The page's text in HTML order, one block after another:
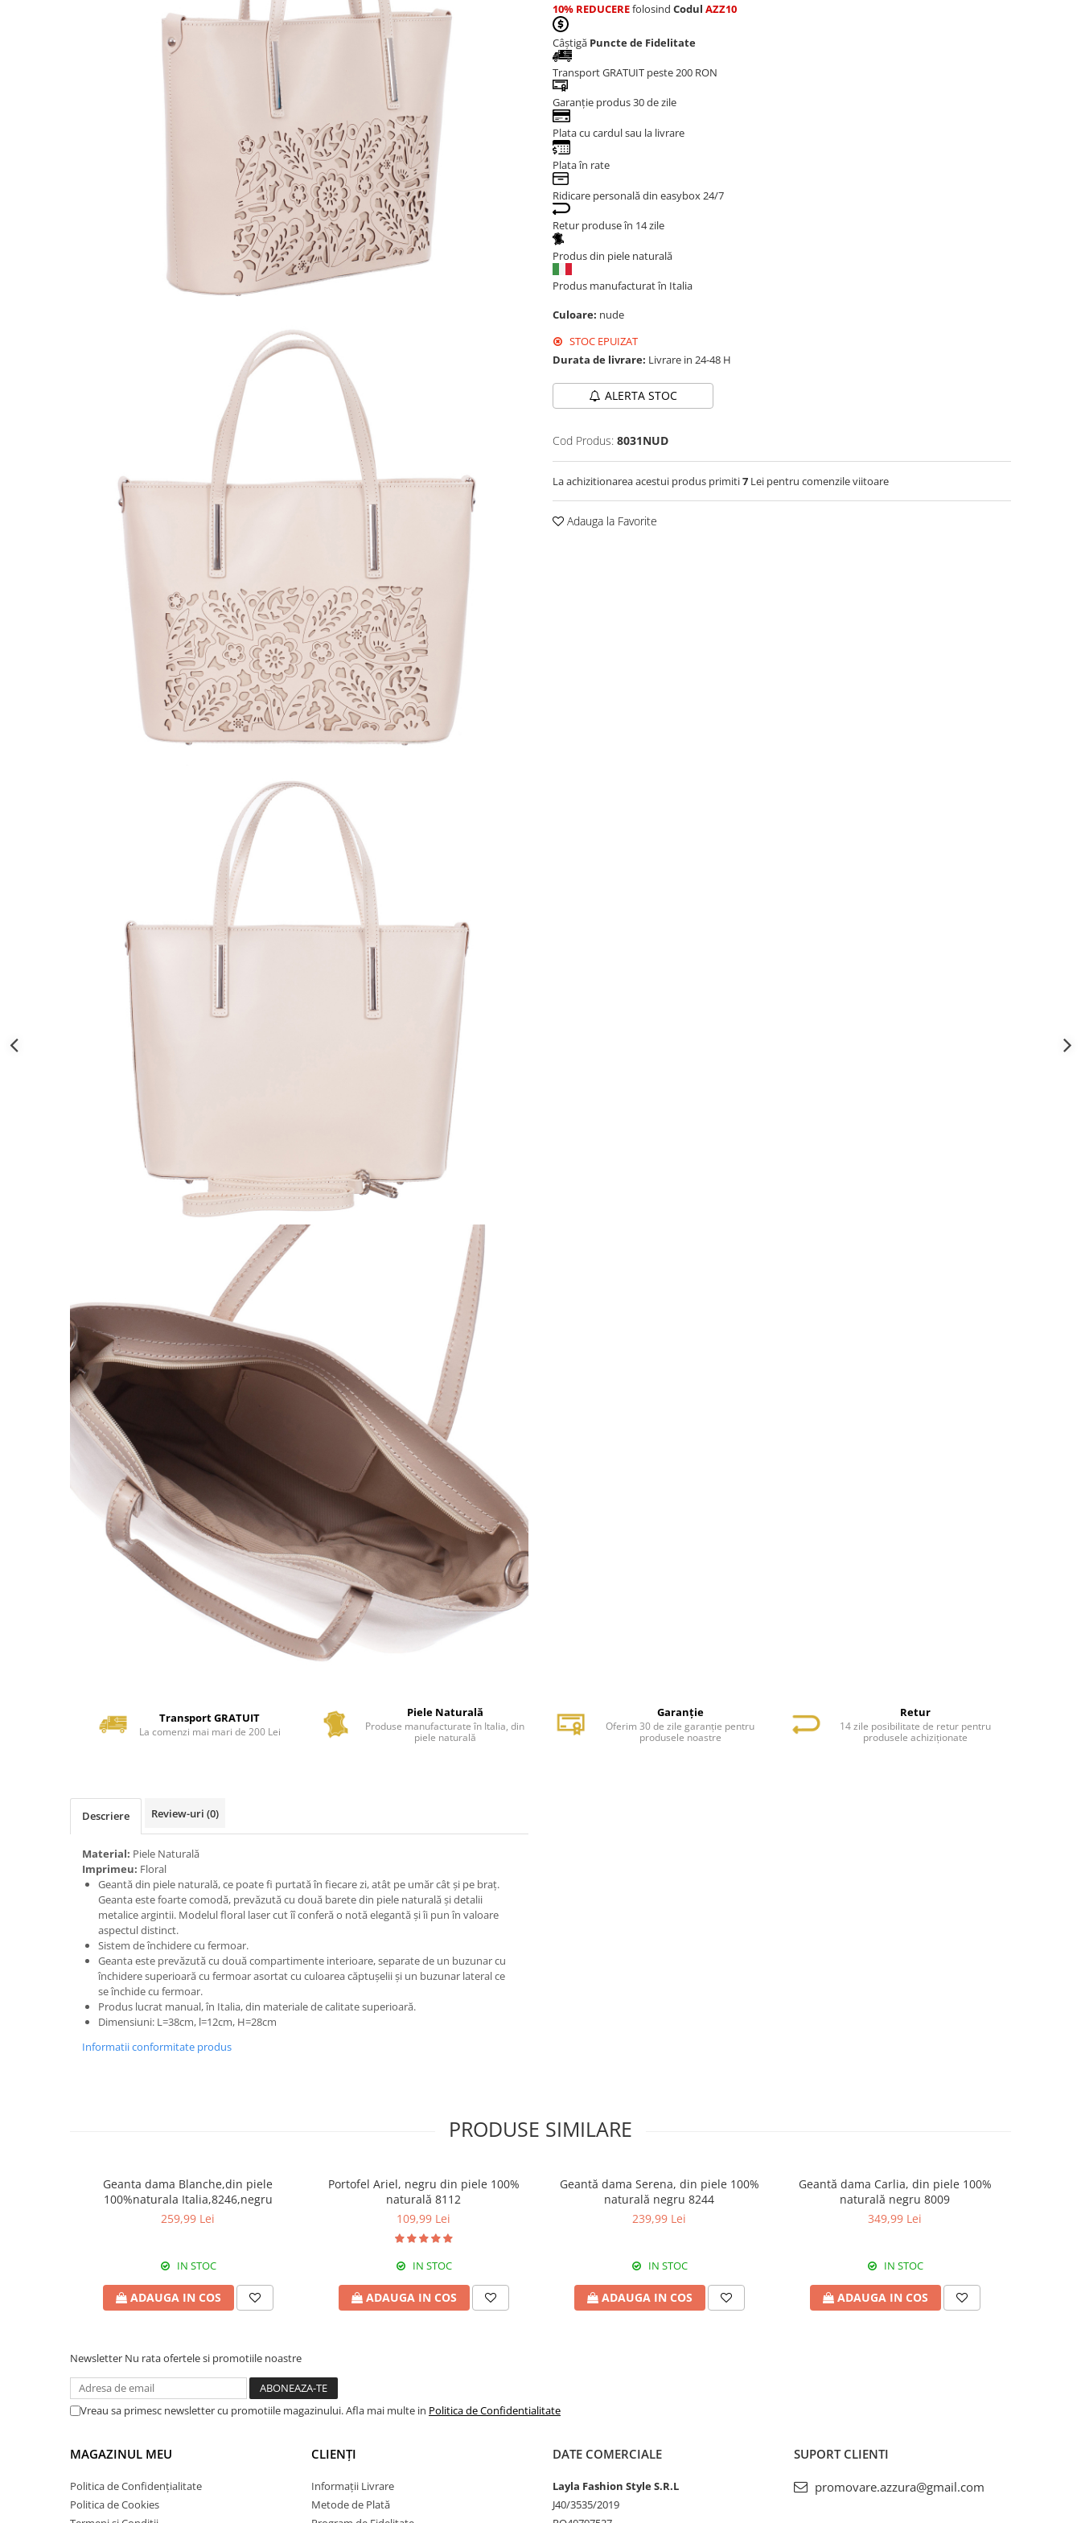
10% REDUCEREfolosind Codul AZZ10
Câștigă Puncte de Fidelitate
Transport GRATUIT peste 200 RON
Garanție produs 30 de zile
Plata cu cardul sau la livrare
Plata în rate
Ridicare personală din easybox 24/7
Retur produse în 14 zile
Produs din piele naturală
Produs manufacturat în Italia
Culoare: nude
STOC EPUIZAT
Durata de livrare: Livrare in 24-48 H
ALERTA STOC
Cod Produs: 8031NUD
La achizitionarea acestui produs primiti7 Lei pentru comenzile viitoare
Adauga la Favorite
Transport GRATUIT
La comenzi mai mari de 200 Lei
Piele Naturală
Produse manufacturate în Italia, din
piele naturală
Garanție
Oferim 30 de zile garanție pentru
produsele noastre
Retur
14 zile posibilitate de retur pentru
produsele achiziționate
Descriere Review-uri (0)
Material: Piele Naturală
Imprimeu: Floral
Geantă din piele naturală, ce poate fi purtată în fiecare zi, atât pe umăr cât și pe braț.
Geanta este foarte comodă, prevăzută cu două barete din piele naturală și detalii
metalice argintii. Modelul floral laser cut îî conferă o notă elegantă și îi pun în valoare
aspectul distinct.
Sistem de închidere cu fermoar.
Geanta este prevăzută cu două compartimente interioare, separate de un buzunar cu
închidere superioară cu fermoar asortat cu culoarea căptușelii și un buzunar lateral ce
se închide cu fermoar.
Produs lucrat manual, în Italia, din materiale de calitate superioară.
Dimensiuni: L=38cm, l=12cm, H=28cm
Informatii conformitate produs
PRODUSE SIMILARE
Geanta dama Blanche,din piele
100%naturala Italia,8246,negru
259,99 Lei
IN STOC
ADAUGA IN COS
Portofel Ariel, negru din piele 100%
naturală 8112
109,99 Lei
IN STOC
ADAUGA IN COS
Geantă dama Serena, din piele 100%
naturală negru 8244
239,99 Lei
IN STOC
ADAUGA IN COS
Geantă dama Carlia, din piele 100%
naturală negru 8009
349,99 Lei
IN STOC
ADAUGA IN COS
Newsletter Nu rata ofertele si promotiile noastre
Vreau sa primesc newsletter cu promotiile magazinului. Afla mai multe in Politica de Confidentialitate
MAGAZINUL MEU
Politica de Confidențialitate
Politica de Cookies
CLIENȚI
Informații Livrare
Metode de Plată
DATE COMERCIALE
Layla Fashion Style S.R.L
J40/3535/2019
SUPORT CLIENTI
promovare.azzura@gmail.com